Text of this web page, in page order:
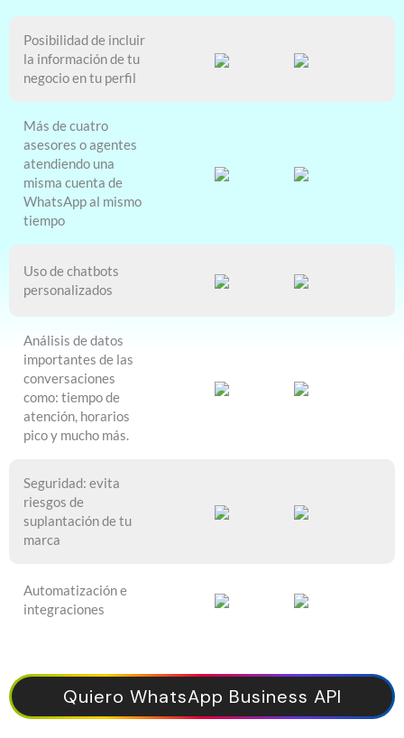
Posibilidad de incluir
la información de tu
negocio en tu perfil
Más de cuatro
asesores o agentes
atendiendo una
misma cuenta de
WhatsApp al mismo
tiempo
Uso de chatbots
personalizados
Análisis de datos
importantes de las
conversaciones
como: tiempo de
atención, horarios
pico y mucho más.
Seguridad: evita
riesgos de
suplantación de tu
marca
Automatización e
integraciones
Quiero WhatsApp Business API